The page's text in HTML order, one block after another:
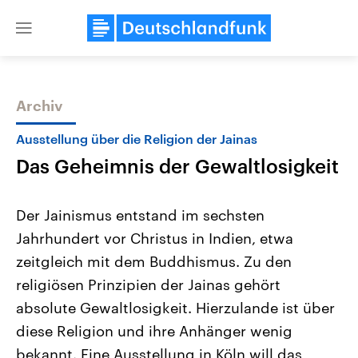
Close
Themen
Landtagswahl Sachsen-Anhalt
2026
Alle Informationen
Sachsen-Anhalt wählt am 6.
September 2026 einen neuen
Landtag. Seit 2021 wird das
Bundesland von einer Koalition aus
Aktuelle Beiträge,
Hintergründe
Wirtschaftlich und
gehören die Vereinigten
den mächtigsten Ländern
mit großem Einfluss auf
Archiv
Ausstellung über die Religion der Jainas
Das Geheimnis der Gewaltlosigkeit
Der Jainismus entstand im sechsten
Jahrhundert vor Christus in Indien, etwa
zeitgleich mit dem Buddhismus. Zu den
religiösen Prinzipien der Jainas gehört
absolute Gewaltlosigkeit. Hierzulande ist über
diese Religion und ihre Anhänger wenig
bekannt. Eine Ausstellung in Köln will das